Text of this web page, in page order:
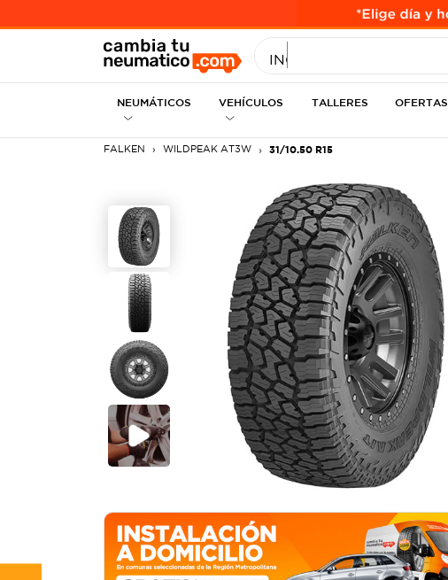
INGRESE MEDIDA
NEUMÁTICOS VEHÍCULOS TALLERES OFERTAS
FALKEN WILDPEAK AT3W 31/10.50 R15